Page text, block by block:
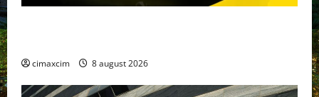
cimaxcim 8 august 2026